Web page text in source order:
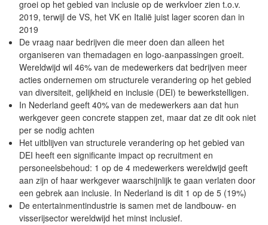
groei op het gebied van inclusie op de werkvloer zien t.o.v.
2019, terwijl de VS, het VK en Italië juist lager scoren dan in
2019
De vraag naar bedrijven die meer doen dan alleen het
organiseren van themadagen en logo-aanpassingen groeit.
Wereldwijd wil 46% van de medewerkers dat bedrijven meer
acties ondernemen om structurele verandering op het gebied
van diversiteit, gelijkheid en inclusie (DEI) te bewerkstelligen.
In Nederland geeft 40% van de medewerkers aan dat hun
werkgever geen concrete stappen zet, maar dat ze dit ook niet
per se nodig achten
Het uitblijven van structurele verandering op het gebied van
DEI heeft een significante impact op recruitment en
personeelsbehoud: 1 op de 4 medewerkers wereldwijd geeft
aan zijn of haar werkgever waarschijnlijk te gaan verlaten door
een gebrek aan inclusie. In Nederland is dit 1 op de 5 (19%)
De entertainmentindustrie is samen met de landbouw- en
visserijsector wereldwijd het minst inclusief.